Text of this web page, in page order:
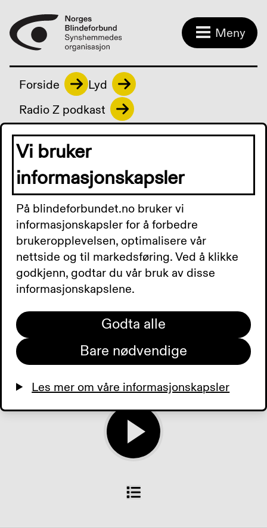
Meny
Forside
Lyd
Radio Z podkast
Radio Z podkast
Radio Z Podkast 27.
september 2024:
Endringer i Radio Z.
Barbiedukke med hvit
stokk. Hjemmekontoret.
Tilbud der du bor. Dagens
aviser.
Vi bruker
informasjonskapsler
På blindeforbundet.no bruker vi
informasjonskapsler for å forbedre
brukeropplevelsen, optimalisere vår
nettside og til markedsføring. Ved å klikke
godkjenn, godtar du vår bruk av disse
informasjonskapslene.
Godta alle
Bare nødvendige
Les mer om våre informasjonskapsler